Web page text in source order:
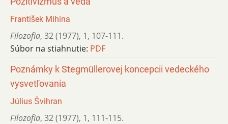
František Mihina
Filozofia, 32 (1977), 1, 107-111.
Súbor na stiahnutie: PDF
Poznámky k Stegmüllerovej koncepcii vedeckého
vysvetľovania
Július Švihran
Filozofia, 32 (1977), 1, 111-115.